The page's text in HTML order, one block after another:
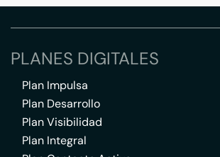
PLANES DIGITALES
Plan Impulsa
Plan Desarrollo
Plan Visibilidad
Plan Integral